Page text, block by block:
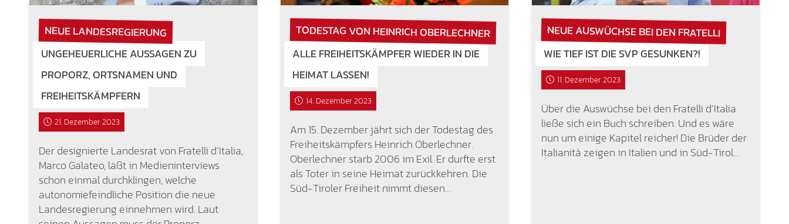
NEUE LANDESREGIERUNG
UNGEHEUERLICHE AUSSAGEN ZU
PROPORZ, ORTSNAMEN UND
FREIHEITSKÄMPFERN
21. Dezember 2023
Der designierte Landesrat von Fratelli d’Italia,
Marco Galateo, läßt in Medieninterviews
schon einmal durchklingen, welche
autonomiefeindliche Position die neue
Landesregierung einnehmen wird. Laut
TODESTAG VON HEINRICH OBERLECHNER
ALLE FREIHEITSKÄMPFER WIEDER IN DIE
HEIMAT LASSEN!
14. Dezember 2023
Am 15. Dezember jährt sich der Todestag des
Freiheitskämpfers Heinrich Oberlechner.
Oberlechner starb 2006 im Exil. Er durfte erst
als Toter in seine Heimat zurückkehren. Die
Süd-Tiroler Freiheit nimmt diesen…
NEUE AUSWÜCHSE BEI DEN FRATELLI
WIE TIEF IST DIE SVP GESUNKEN?!
11. Dezember 2023
Über die Auswüchse bei den Fratelli d’Italia
ließe sich ein Buch schreiben. Und es wäre
nun um einige Kapitel reicher! Die Brüder der
Italianità zeigen in Italien und in Süd-Tirol…